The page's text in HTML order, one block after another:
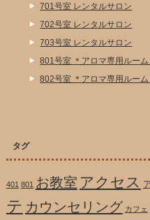
701号室 レンタルサロン
702号室 レンタルサロン
703号室 レンタルサロン
801号室 ＊アロマ専用ルー
802号室 ＊アロマ専用ルー
タグ
401 801 お教室 アクセス
テ カウンセリング カフェ